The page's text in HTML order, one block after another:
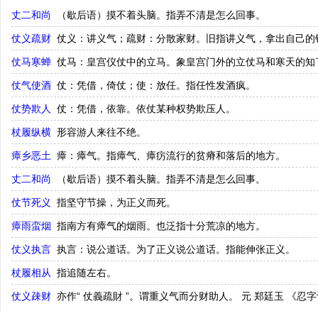
丈二和尚 （歇后语）摸不着头脑。指弄不清是怎么回事。
仗义疏财 仗义：讲义气；疏财：分散家财。旧指讲义气，拿出自己
仗马寒蝉 仗马：皇宫仪仗中的立马。象皇宫门外的立仗马和寒天的
仗气使酒 仗：凭借，倚仗；使：放任。指任性发酒疯。
仗势欺人 仗：凭借，依靠。依仗某种权势欺压人。
杖履纵横 形容游人来往不绝。
瘴乡恶土 瘴：瘴气。指瘴气、瘴疠流行的贫瘠和落后的地方。
丈二和尚 （歇后语）摸不着头脑。指弄不清是怎么回事。
仗节死义 指坚守节操，为正义而死。
瘴雨蛮烟 指南方有瘴气的烟雨。也泛指十分荒凉的地方。
仗义执言 执言：说公道话。为了正义说公道话。指能伸张正义。
杖履相从 指追随左右。
仗义疎财 亦作“ 仗義疏財 ”。谓重义气而分财助人。 元 郑廷玉 《忍